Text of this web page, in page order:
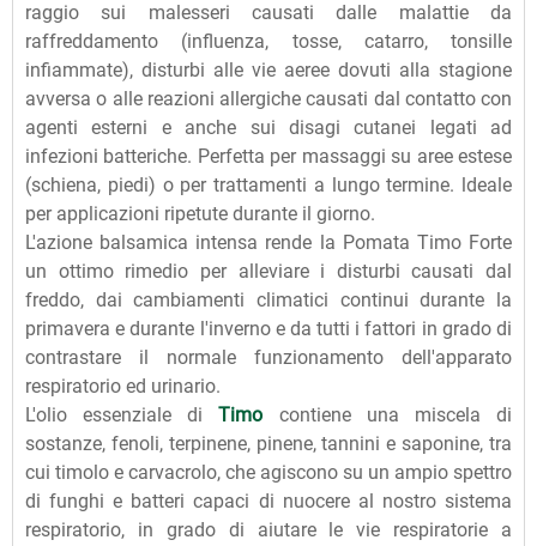
raggio sui malesseri causati dalle malattie da
raffreddamento (influenza, tosse, catarro, tonsille
infiammate), disturbi alle vie aeree dovuti alla stagione
avversa o alle reazioni allergiche causati dal contatto con
agenti esterni e anche sui disagi cutanei legati ad
infezioni batteriche. Perfetta per massaggi su aree estese
(schiena, piedi) o per trattamenti a lungo termine. ldeale
per applicazioni ripetute durante il giorno.
L'azione balsamica intensa rende la Pomata Timo Forte
un ottimo rimedio per alleviare i disturbi causati dal
freddo, dai cambiamenti climatici continui durante la
primavera e durante l'inverno e da tutti i fattori in grado di
contrastare il normale funzionamento dell'apparato
respiratorio ed urinario.
L'olio essenziale diTimo contiene una miscela di
sostanze, fenoli, terpinene, pinene, tannini e saponine, tra
cui timolo e carvacrolo, che agiscono su un ampio spettro
di funghi e batteri capaci di nuocere al nostro sistema
respiratorio, in grado di aiutare le vie respiratorie a